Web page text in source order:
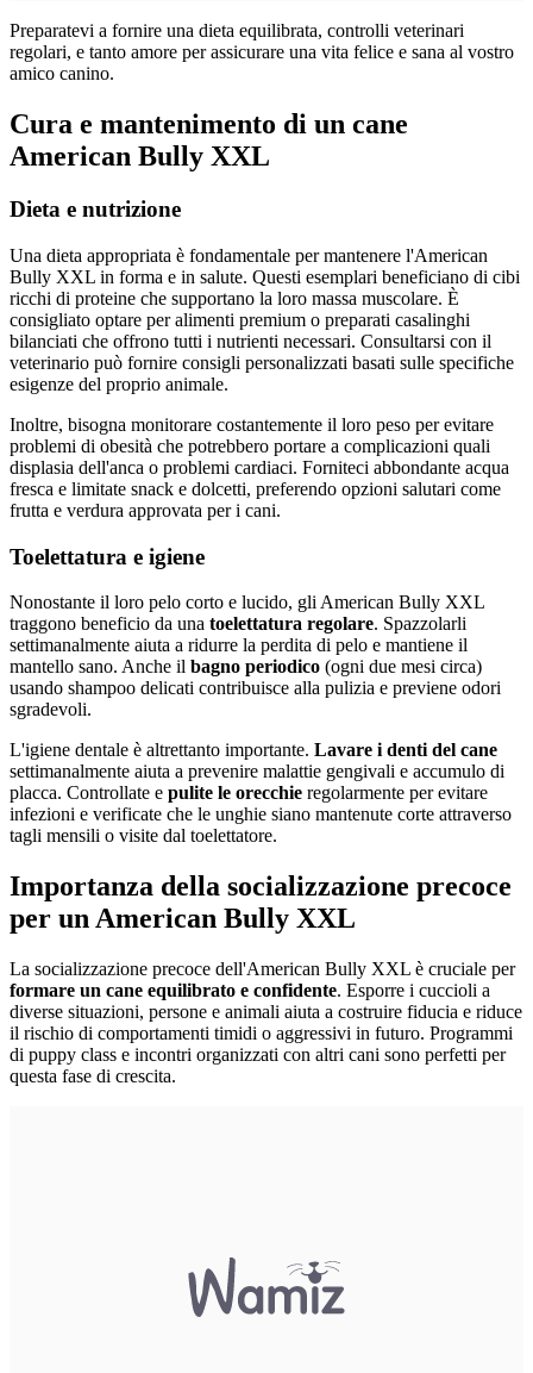
Preparatevi a fornire una dieta equilibrata, controlli veterinari
regolari, e tanto amore per assicurare una vita felice e sana al vostro
amico canino.
Cura e mantenimento di un cane
American Bully XXL
Dieta e nutrizione
Una dieta appropriata è fondamentale per mantenere l'American
Bully XXL in forma e in salute. Questi esemplari beneficiano di cibi
ricchi di proteine che supportano la loro massa muscolare. È
consigliato optare per alimenti premium o preparati casalinghi
bilanciati che offrono tutti i nutrienti necessari. Consultarsi con il
veterinario può fornire consigli personalizzati basati sulle specifiche
esigenze del proprio animale.
Inoltre, bisogna monitorare costantemente il loro peso per evitare
problemi di obesità che potrebbero portare a complicazioni quali
displasia dell'anca o problemi cardiaci. Forniteci abbondante acqua
fresca e limitate snack e dolcetti, preferendo opzioni salutari come
frutta e verdura approvata per i cani.
Toelettatura e igiene
Nonostante il loro pelo corto e lucido, gli American Bully XXL
traggono beneficio da una toelettatura regolare. Spazzolarli
settimanalmente aiuta a ridurre la perdita di pelo e mantiene il
mantello sano. Anche il bagno periodico (ogni due mesi circa)
usando shampoo delicati contribuisce alla pulizia e previene odori
sgradevoli.
L'igiene dentale è altrettanto importante. Lavare i denti del cane
settimanalmente aiuta a prevenire malattie gengivali e accumulo di
placca. Controllate e pulite le orecchie regolarmente per evitare
infezioni e verificate che le unghie siano mantenute corte attraverso
tagli mensili o visite dal toelettatore.
Importanza della socializzazione precoce
per un American Bully XXL
La socializzazione precoce dell'American Bully XXL è cruciale per
formare un cane equilibrato e confidente. Esporre i cuccioli a
diverse situazioni, persone e animali aiuta a costruire fiducia e riduce
il rischio di comportamenti timidi o aggressivi in futuro. Programmi
di puppy class e incontri organizzati con altri cani sono perfetti per
questa fase di crescita.